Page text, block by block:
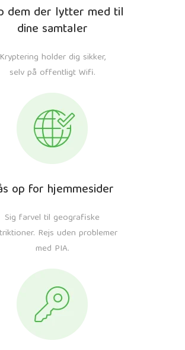
dem der lytter med til
dine samtaler
Kryptering holder dig sikker,
selv på offentligt Wifi.
op for hjemmesider
Sig farvel til geografiske
Rejs uden problemer
med PIA.